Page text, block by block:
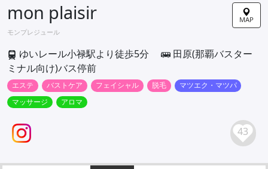
MAP
mon plaisir
モンプレジュール
ゆいレール小禄駅より徒歩5分
田原(那覇バスター
ミナル向け)バス停前
エステ バストケア フェイシャル 脱毛
マツエク・マツパ
マッサージ
アロマ
43